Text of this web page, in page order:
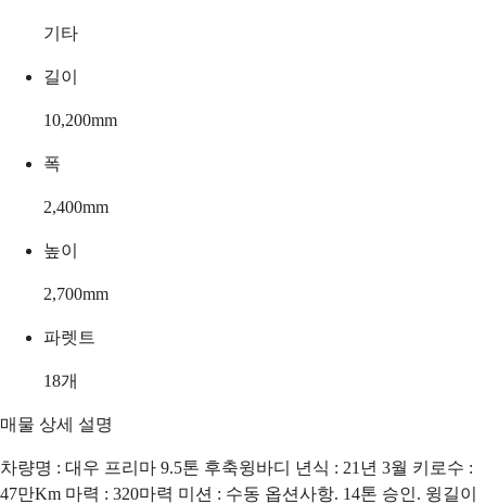
기타
길이
10,200mm
폭
2,400mm
높이
2,700mm
파렛트
18개
매물 상세 설명
차량명 : 대우 프리마 9.5톤 후축윙바디 년식 : 21년 3월 키로수 :
47만Km 마력 : 320마력 미션 : 수동 옵션사항. 14톤 승인. 윙길이